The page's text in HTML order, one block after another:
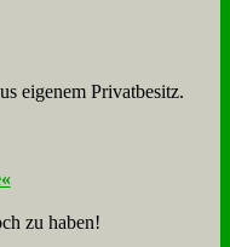
eigenem Privatbesitz.
zu haben!